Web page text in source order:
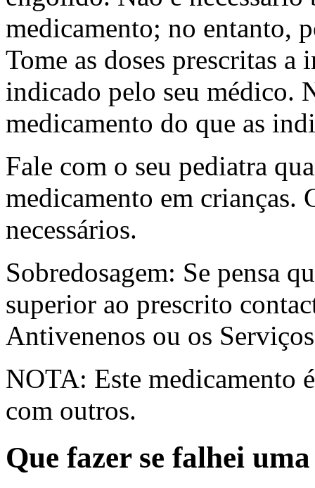
medicamento; no entanto,
Tome as doses prescritas
indicado pelo seu médico.
medicamento do que as
Fale com o seu pediatra
medicamento em crianças.
necessários.
Sobredosagem: Se pensa
superior ao prescrito
Antivenenos ou os
NOTA: Este medicamento
com outros.
Que fazer se falhei